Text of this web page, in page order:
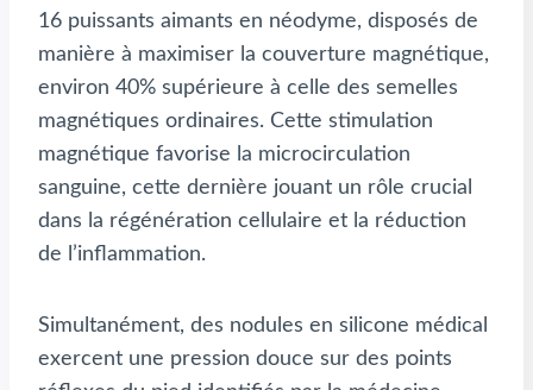
16 puissants aimants en néodyme, disposés de
manière à maximiser la couverture magnétique,
environ 40% supérieure à celle des semelles
magnétiques ordinaires. Cette stimulation
magnétique favorise la microcirculation
sanguine, cette dernière jouant un rôle crucial
dans la régénération cellulaire et la réduction
de l’inflammation.
Simultanément, des nodules en silicone médical
exercent une pression douce sur des points